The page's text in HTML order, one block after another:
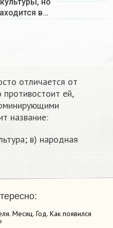
в…
отличается от
ей,
название:
в) народная
Месяц. Год. Как появился